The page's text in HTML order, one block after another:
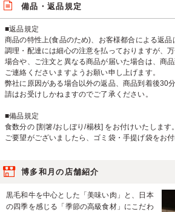
備品・返品規定
■返品規定
商品の特性上(食品のため)、お客様都合による返品
調理・配達には細心の注意を払っておりますが、
場合や、ご注文と異なる商品が届いた場合は、商
ご連絡くださいますようお願い申し上げます。
弊社に原因がある場合以外の返品、商品到着後30
請はお受けしかねますのでご了承ください。
■備品規定
食数分の [割箸/おしぼり/楊枝] をお付けいたします。
ご要望がございましたら、ゴミ袋・手提げ袋をお付
博多和月の店舗紹介
黒毛和牛を中心とした「美味い肉」と、日本
の四季を感じる「季節の高級食材」にこだわ